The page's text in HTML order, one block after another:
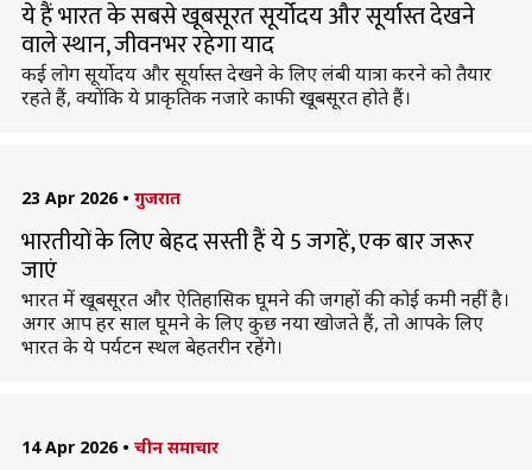
ये हैं भारत के सबसे खूबसूरत सूर्योदय और सूर्यास्त देखने
वाले स्थान, जीवनभर रहेगा याद
कई लोग सूर्योदय और सूर्यास्त देखने के लिए लंबी यात्रा करने को तैयार
रहते हैं, क्योंकि ये प्राकृतिक नजारे काफी खूबसूरत होते हैं।
23 Apr 2026 • गुजरात
भारतीयों के लिए बेहद सस्ती हैं ये 5 जगहें, एक बार जरूर
जाएं
भारत में खूबसूरत और ऐतिहासिक घूमने की जगहों की कोई कमी नहीं है।
अगर आप हर साल घूमने के लिए कुछ नया खोजते हैं, तो आपके लिए
भारत के ये पर्यटन स्थल बेहतरीन रहेंगे।
14 Apr 2026 • चीन समाचार